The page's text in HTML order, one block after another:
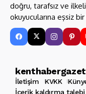
doğru, tarafsız ve
okuyucularına eşsiz
İletişim KVKK
İçerik kaldırma talebi